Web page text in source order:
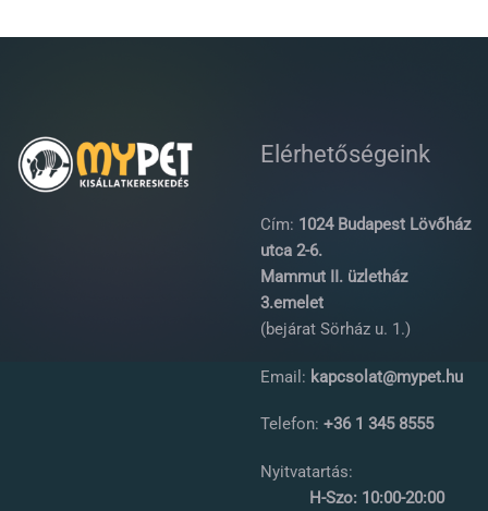
Elérhetőségeink
Cím: 1024 Budapest Lövőház
utca 2-6.
Mammut II. üzletház
3.emelet
(bejárat Sörház u. 1.)
Email: kapcsolat@mypet.hu
Telefon: +36 1 345 8555
Nyitvatartás:
H-Szo: 10:00-20:00